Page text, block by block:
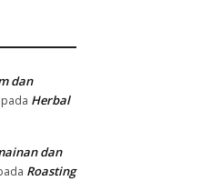
dan
pada Herbal
dan
Roasting